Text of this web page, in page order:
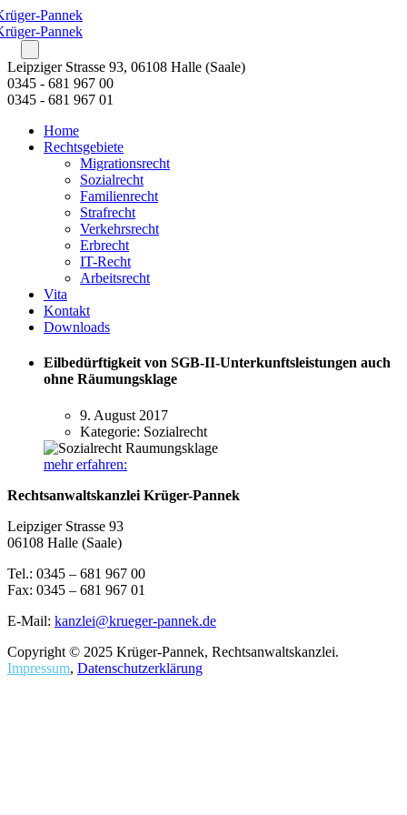
Leipziger Strasse 93, 06108 Halle (Saale)
0345 - 681 967 00
0345 - 681 967 01
Home
Rechtsgebiete
Migrationsrecht
Sozialrecht
Familienrecht
Strafrecht
Verkehrsrecht
Erbrecht
IT-Recht
Arbeitsrecht
Vita
Kontakt
Downloads
Eilbedürftigkeit von SGB-II-Unterkunftsleistungen auch
ohne Räumungsklage
9. August 2017
Kategorie: Sozialrecht
mehr erfahren:
Rechtsanwaltskanzlei Krüger-Pannek
Leipziger Strasse 93
06108 Halle (Saale)
Tel.: 0345 – 681 967 00
Fax: 0345 – 681 967 01
E-Mail: kanzlei@krueger-pannek.de
Copyright © 2025 Krüger-Pannek, Rechtsanwaltskanzlei.
Impressum, Datenschutzerklärung